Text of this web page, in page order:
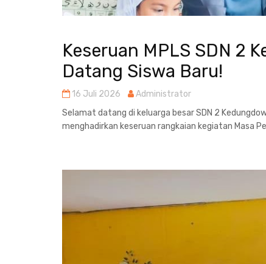
Keseruan MPLS SDN 2
Datang Siswa Baru!
16 Juli 2026
Administrator
Selamat datang di keluarga besar SDN 2
menghadirkan keseruan rangkaian kegiatan Masa